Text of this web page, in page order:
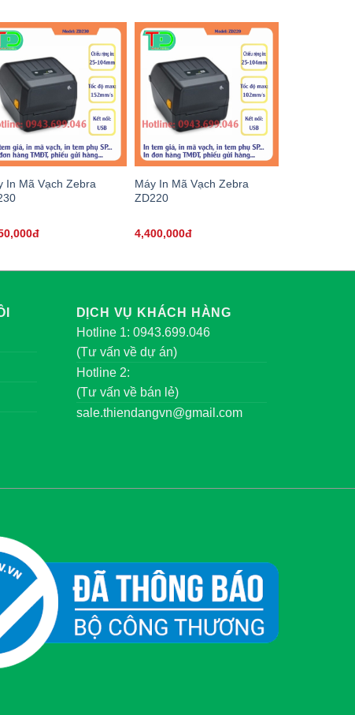
In Mã Vạch Zebra
Máy In Mã Vạch Zebra
ZD220
4,400,000đ
DỊCH VỤ KHÁCH HÀNG
Hotline 1: 0943.699.046
(Tư vấn về dự án)
Hotline 2:
(Tư vấn về bán lẻ)
sale.thiendangvn@gmail.com